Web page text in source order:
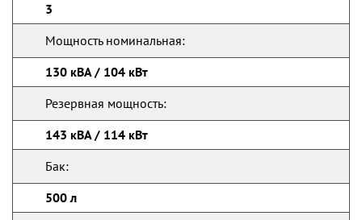
3
Мощность номинальная:
130 кВА / 104 кВт
Резервная мощность:
143 кВА / 114 кВт
Бак:
500 л